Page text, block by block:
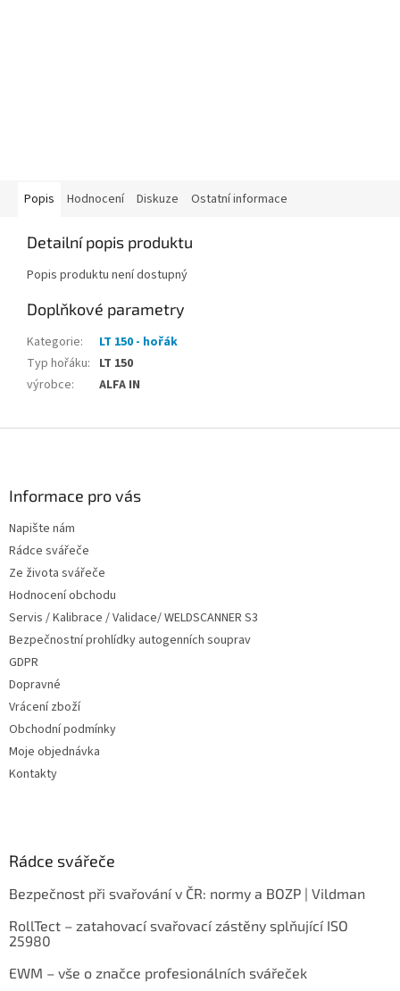
Popis Hodnocení Diskuze Ostatní informace
Detailní popis produktu
Popis produktu není dostupný
Doplňkové parametry
Kategorie:
LT 150 - hořák
Typ hořáku: LT 150
výrobce: ALFA IN
Informace pro vás
Napište nám
Rádce svářeče
Ze života svářeče
Hodnocení obchodu
Servis / Kalibrace / Validace/ WELDSCANNER S3
Bezpečnostní prohlídky autogenních souprav
GDPR
Dopravné
Vrácení zboží
Obchodní podmínky
Moje objednávka
Kontakty
Rádce svářeče
Bezpečnost při svařování v ČR: normy a BOZP | Vildman
RollTect – zatahovací svařovací zástěny splňující ISO
25980
EWM – vše o značce profesionálních svářeček